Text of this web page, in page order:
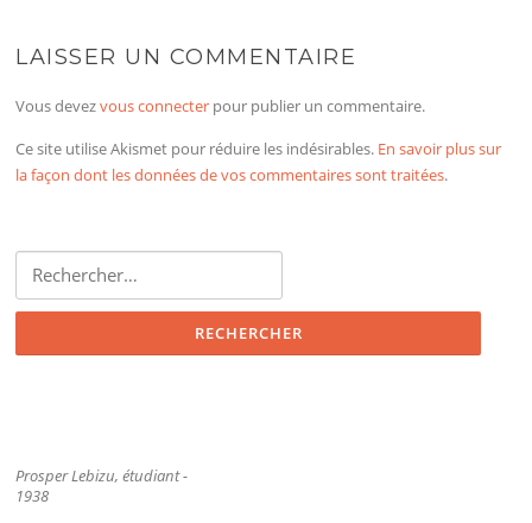
LAISSER UN COMMENTAIRE
Vous devezvous connecter pour publier un commentaire.
Ce site utilise Akismet pour réduire les indésirables. En savoir plus sur
la façon dont les données de vos commentaires sont traitées.
Rechercher :
Prosper Lebizu, étudiant -
1938